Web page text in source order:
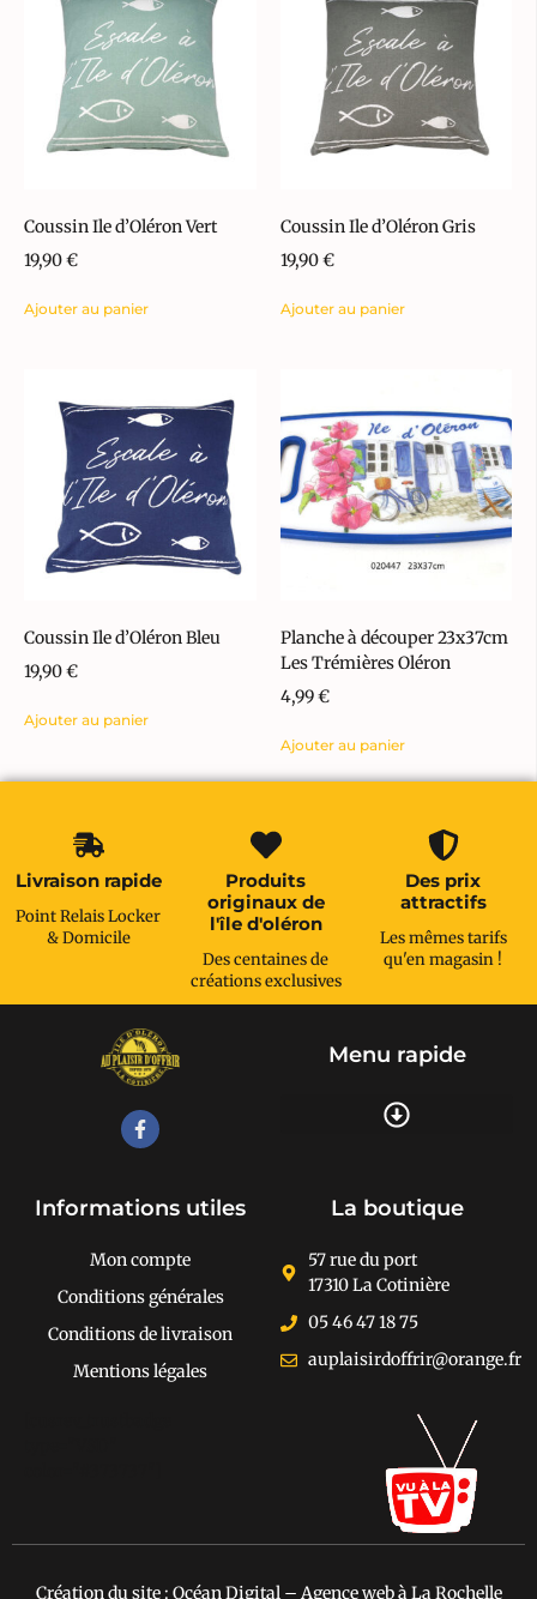
Coussin Ile d’Oléron Vert
19,90€
Ajouter au panier
Coussin Ile d’Oléron Gris
19,90€
Ajouter au panier
Coussin Ile d’Oléron Bleu
19,90€
Ajouter au panier
Planche à découper 23x37cm
Les Trémières Oléron
4,99€
Ajouter au panier
Livraison rapide
Point Relais Locker
& Domicile
Produits
originaux de
l'île d'oléron
Des centaines de
créations exclusives
Des prix
attractifs
Les mêmes tarifs
qu'en magasin !
Menu rapide
Informations utiles
Mon compte
Conditions générales
Conditions de livraison
Mentions légales
La boutique
57 rue du port
17310 La Cotinière
05 46 47 18 75
auplaisirdoffrir@orange.fr
Création du site : Océan Digital – Agence web à La Rochelle